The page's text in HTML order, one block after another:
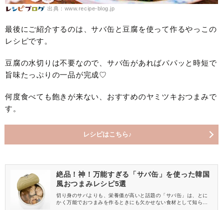
出典：www.recipe-blog.jp
最後にご紹介するのは、サバ缶と豆腐を使って作るやっこの
レシピです。
豆腐の水切りは不要なので、サバ缶があればパパッと時短で
旨味たっぷりの一品が完成♡
何度食べても飽きが来ない、おすすめのヤミツキおつまみで
す。
レシピはこちら♪
絶品！神！万能すぎる「サバ缶」を使った韓国
風おつまみレシピ5選
切り身のサバよりも、栄養価が高いと話題の「サバ缶」は、とに
かく万能でおつまみを作るときにも欠かせない食材として知られ